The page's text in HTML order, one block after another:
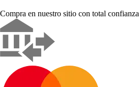
Compra en nuestro sitio con total confianza